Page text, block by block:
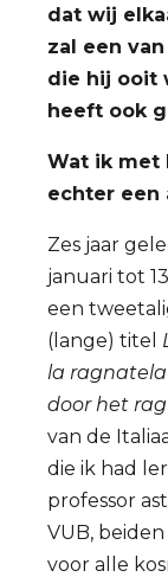
dat wij
zal een
die hij ooit
heeft ook
Wat ik met
echter een
Zes jaar
januari tot
een
(lange) titel
la ragnatela
door het
van de
die ik had
professor
VUB,
voor alle